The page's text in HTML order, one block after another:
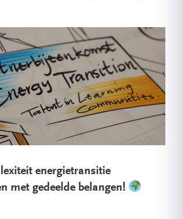
energietransitie
met gedeelde belangen!